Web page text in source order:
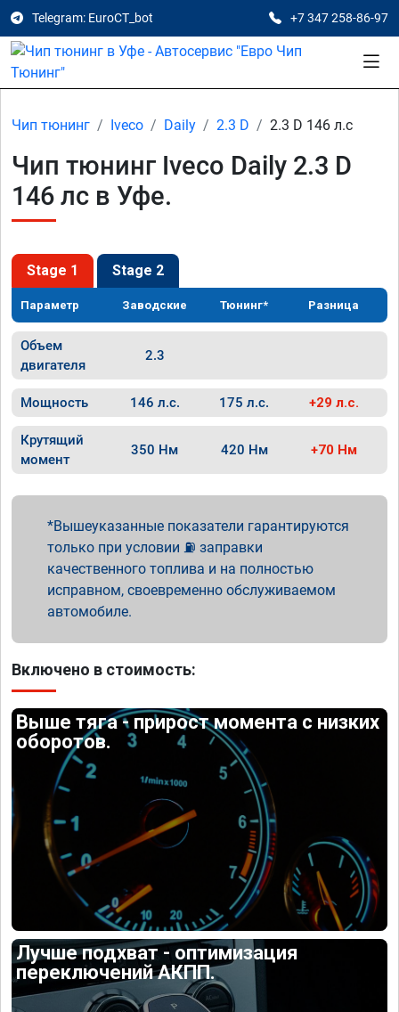
Telegram: EuroCT_bot +7 347 258-86-97
Чип тюнинг Iveco Daily 2.3 D 2.3 D 146 л.с
Чип тюнинг Iveco Daily 2.3 D
146 лс в Уфе.
Stage 1 Stage 2
Параметр Заводские Тюнинг* Разница
Объем
двигателя
2.3
Мощность 146 л.с. 175 л.с. +29 л.с.
Крутящий
момент
350 Нм 420 Нм +70 Нм
Вышеуказанные показатели гарантируются
только при условии ⛽ заправки
качественного топлива и на полностью
исправном, своевременно обслуживаемом
автомобиле.
Включено в стоимость:
Выше тяга - прирост момента с низких
оборотов.
Лучше подхват - оптимизация
переключений АКПП.